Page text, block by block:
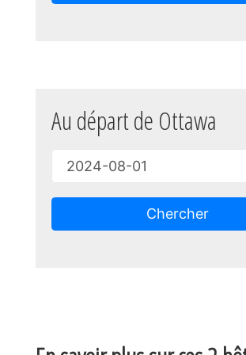
Au départ de Ottawa
Chercher